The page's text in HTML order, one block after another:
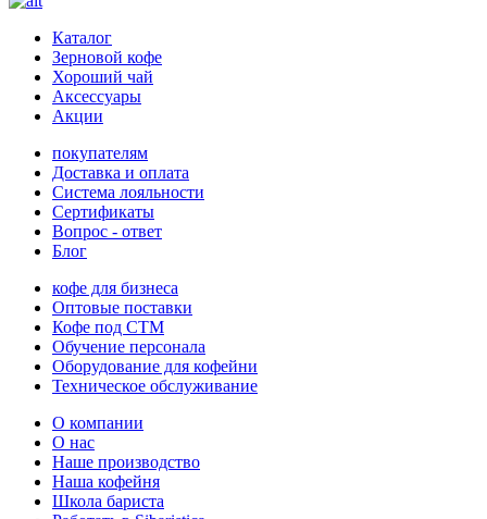
Каталог
Зерновой кофе
Хороший чай
Аксессуары
Акции
покупателям
Доставка и оплата
Система лояльности
Сертификаты
Вопрос - ответ
Блог
кофе для бизнеса
Оптовые поставки
Кофе под СТМ
Обучение персонала
Оборудование для кофейни
Техническое обслуживание
О компании
О нас
Наше производство
Наша кофейня
Школа бариста